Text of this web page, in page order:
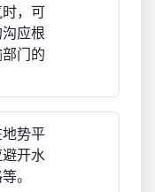
，可
应根
门的
势平
开水
。